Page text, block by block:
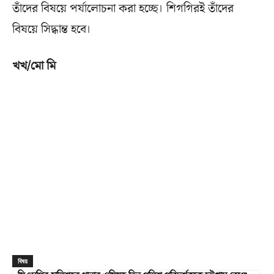
তাঁদের বিষয়ে পর্যালোচনা করা হচ্ছে। শিগগিরই তাঁদের
বিষয়ে সিদ্ধান্ত হবে।
খখ/মো মি
বিষয়